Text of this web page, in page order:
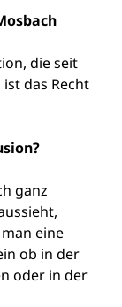
die seit
das Recht
ganz
eine
ob in der
oder in der